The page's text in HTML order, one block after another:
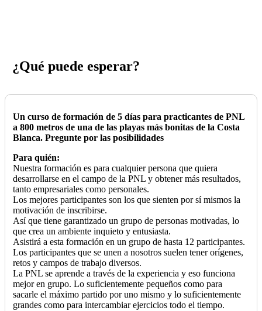
¿Qué puede esperar?
Un curso de formación de 5 días para practicantes de PNL
a 800 metros de una de las playas más bonitas de la Costa
Blanca. Pregunte por las posibilidades
Para quién:
Nuestra formación es para cualquier persona que quiera
desarrollarse en el campo de la PNL y obtener más resultados,
tanto empresariales como personales.
Los mejores participantes son los que sienten por sí mismos la
motivación de inscribirse.
Así que tiene garantizado un grupo de personas motivadas, lo
que crea un ambiente inquieto y entusiasta.
Asistirá a esta formación en un grupo de hasta 12 participantes.
Los participantes que se unen a nosotros suelen tener orígenes,
retos y campos de trabajo diversos.
La PNL se aprende a través de la experiencia y eso funciona
mejor en grupo. Lo suficientemente pequeños como para
sacarle el máximo partido por uno mismo y lo suficientemente
grandes como para intercambiar ejercicios todo el tiempo.